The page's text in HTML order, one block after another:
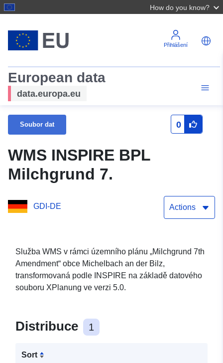
How do you know?
Přihlášení
European data
data.europa.eu
Soubor dat 0
WMS INSPIRE BPL
Milchgrund 7.
GDI-DE Actions
Služba WMS v rámci územního plánu „Milchgrund 7th
Amendment“ obce Michelbach an der Bilz,
transformovaná podle INSPIRE na základě datového
souboru XPlanung ve verzi 5.0.
Distribuce 1
Sort